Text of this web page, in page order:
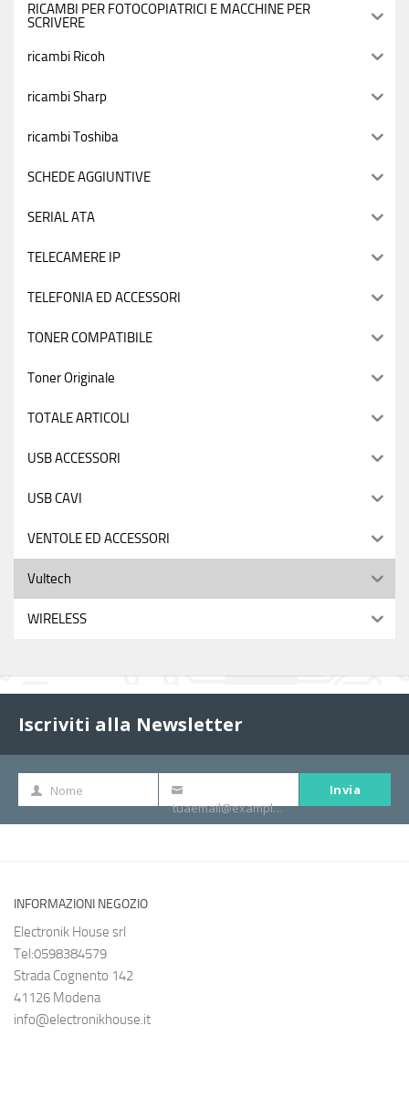
RICAMBI PER FOTOCOPIATRICI E MACCHINE PER
SCRIVERE
ricambi Ricoh
ricambi Sharp
ricambi Toshiba
SCHEDE AGGIUNTIVE
SERIAL ATA
TELECAMERE IP
TELEFONIA ED ACCESSORI
TONER COMPATIBILE
Toner Originale
TOTALE ARTICOLI
USB ACCESSORI
USB CAVI
VENTOLE ED ACCESSORI
Vultech
WIRELESS
Iscriviti alla Newsletter
Nome
Nome
tua
tuaemail@example.com
Invia
INFORMAZIONI NEGOZIO
Electronik House srl
Tel:0598384579
Strada Cognento 142
41126 Modena
info@electronikhouse.it